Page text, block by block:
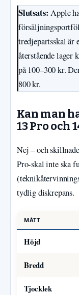
Slutsats: Apple
tredjepartsskal är
återstående lager
på 100–300 kr.
800 kr.
Kan man
13 Pro och
Nej – och
Pro-skal inte ska
tydlig diskrepans.
MÅTT
Höjd
Bredd
Tjocklek